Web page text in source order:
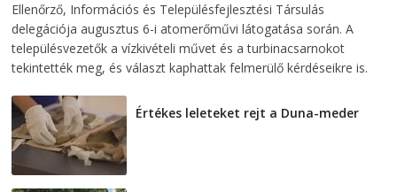
Ellenőrző, Információs és Településfejlesztési Társulás
delegációja augusztus 6-i atomerőművi látogatása során. A
településvezetők a vízkivételi művet és a turbinacsarnokot
tekintették meg, és választ kaphattak felmerülő kérdéseikre is.
Értékes leleteket rejt a Duna-meder